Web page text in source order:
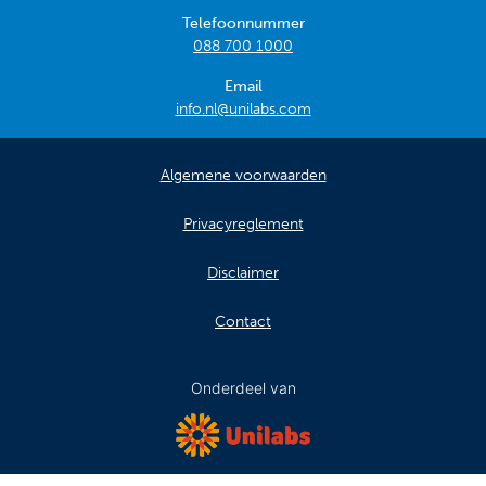
Telefoonnummer
088 700 1000
Email
info.nl@unilabs.com
Algemene voorwaarden
Privacyreglement
Disclaimer
Contact
Onderdeel van